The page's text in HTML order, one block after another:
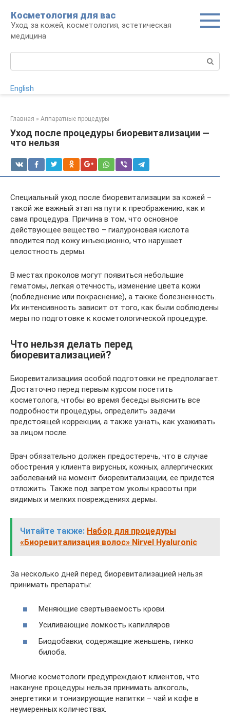
контенту
Косметология для вас
Уход за кожей, косметология, эстетическая
медицина
English
Главная » Аппаратные процедуры
Уход после процедуры биоревитализации —
что нельзя
Специальный уход после биоревитализации за кожей –
такой же важный этап на пути к преображению, как и
сама процедура. Причина в том, что основное
действующее вещество – гиалуроновая кислота
вводится под кожу инъекционно, что нарушает
целостность дермы.
В местах проколов могут появиться небольшие
гематомы, легкая отечность, изменение цвета кожи
(побледнение или покраснение), а также болезненность.
Их интенсивность зависит от того, как были соблюдены
меры по подготовке к косметологической процедуре.
Что нельзя делать перед
биоревитализацией?
Биоревитализациия особой подготовки не предполагает.
Достаточно перед первым курсом посетить
косметолога, чтобы во время беседы выяснить все
подробности процедуры, определить задачи
предстоящей коррекции, а также узнать, как ухаживать
за лицом после.
Врач обязательно должен предостеречь, что в случае
обострения у клиента вирусных, кожных, аллергических
заболеваний на момент биоревитализации, ее придется
отложить. Также под запретом уколы красоты при
видимых и мелких повреждениях дермы.
Читайте также: Набор для процедуры
«Биоревитализация волос» Nirvel Hyaluronic
За несколько дней перед биоревитализацией нельзя
принимать препараты:
Меняющие свертываемость крови.
Усиливающие ломкость капилляров
Биодобавки, содержащие женьшень, гинко
билоба.
Многие косметологи предупреждают клиентов, что
накануне процедуры нельзя принимать алкоголь,
энергетики и тонизирующие напитки – чай и кофе в
неумеренных количествах.